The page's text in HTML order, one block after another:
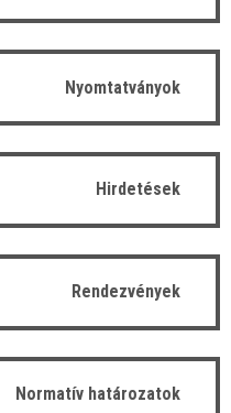
Nyomtatványok
Hirdetések
Rendezvények
Normatív határozatok